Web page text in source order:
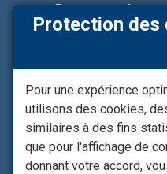
Pompes carburant
surface, manuelles
Pompes pour eau
puissantes,
de gérer les
domestiques en
Protection des
Pour une expérience
utilisons des cookies,
similaires à des fins
que pour l'affichage de
donnant votre accord,